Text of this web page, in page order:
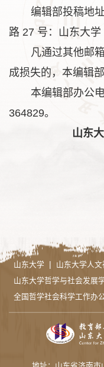
编辑部投稿地
路 27 号：山东大学
凡通过其他邮
成损失的，本编辑
本编辑部办公
364829。
山东
山东大学 | 山东大学人
山东大学哲学与社会发展
全国哲学社会科学工作办